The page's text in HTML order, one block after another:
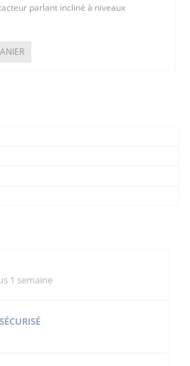
parlant incliné à niveaux
1 semaine